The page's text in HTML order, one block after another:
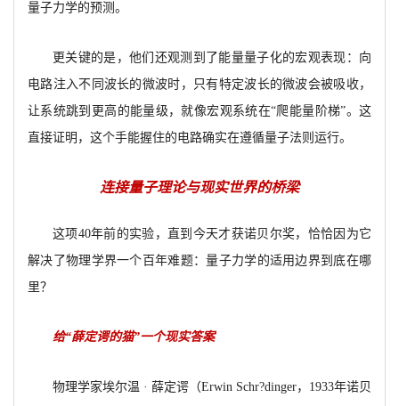
量子力学的预测。
更关键的是，他们还观测到了能量量子化的宏观表现：向
电路注入不同波长的微波时，只有特定波长的微波会被吸收，
让系统跳到更高的能量级，就像宏观系统在“爬能量阶梯”。这
直接证明，这个手能握住的电路确实在遵循量子法则运行。
连接量子理论与现实世界的桥梁
这项40年前的实验，直到今天才获诺贝尔奖，恰恰因为它
解决了物理学界一个百年难题：量子力学的适用边界到底在哪
里？
给“薛定谔的猫”一个现实答案
物理学家埃尔温 · 薛定谔（Erwin Schr?dinger，1933年诺贝